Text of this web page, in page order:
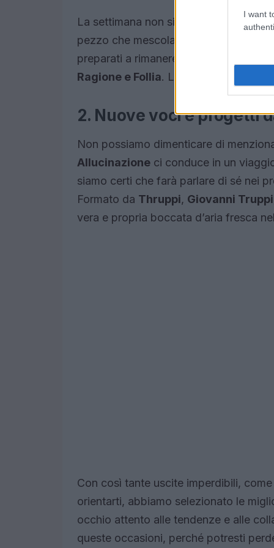
I want
La settimana non si ferma qui. Il duo
pezzo che mescola introspezione e
preparati a rimanere a bocca aperta
Ragione e Follia. La loro sinergia è
2. Nuove voci e progetti
Non possiamo dimenticare di
Allucinazione ci conduce in un
siamo certi che farà parlare di sé nei
Formato da Thruppi, Giovanni Truppi
vera e propria boccata d’aria fresca
Con così tante uscite imperdibili,
orientarti, abbiamo selezionato le
occhio attento alle tendenze e alle
queste occasioni, perché potresti